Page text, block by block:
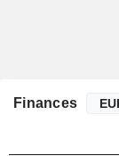
Finances